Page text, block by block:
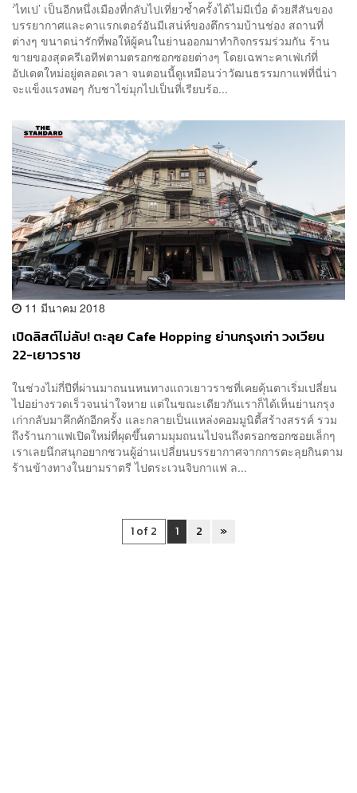
‘ไทเป’ เป็นอีกหนึ่งเมืองที่กลับไปเที่ยวซ้ำครั้งได้ไม่มีเบื่อ ด้วยสีสันของ
บรรยากาศและคาแรกเตอร์อันมีเสน่ห์ของตึกรามบ้านช่อง สถานที่
ต่างๆ ขนาดน่ารักที่พอให้ผู้คนในย่านออกมาทำกิจกรรมร่วมกัน ร้าน
ขายของสุดครีเอทีฟตามตรอกซอกซอยต่างๆ โดยเฉพาะคาเฟ่เก๋ที่
อัปเดตใหม่อยู่ตลอดเวลา จนตอนนี้ดูเหมือนว่าวัฒนธรรมกาแฟที่นี่น่า
จะแข็งแรงพอๆ กับชาไข่มุกไปเป็นที่เรียบร้อ...
11 มีนาคม 2018
เปิดลิสต์ไม่ลับ! ตะลุย Cafe Hopping ย่านกรุงเก่า วงเวียน
22-เยาวราช
ในช่วงไม่กี่ปีที่ผ่านมาถนนหนทางแถวเยาวราชที่เคยคุ้นตาเริ่มเปลี่ยน
ไปอย่างรวดเร็วจนน่าใจหาย แต่ในขณะเดียวกันเราก็ได้เห็นย่านกรุง
เก่ากลับมาคึกคักอีกครั้ง และกลายเป็นแหล่งคอมมูนิตี้สร้างสรรค์ รวม
ถึงร้านกาแฟเปิดใหม่ที่ผุดขึ้นตามมุมถนนไปจนถึงตรอกซอกซอยเล็กๆ
เราเลยนึกสนุกอยากชวนผู้อ่านเปลี่ยนบรรยากาศจากการตะลุยกินตาม
ร้านข้างทางในยามราตรี ไปตระเวนจิบกาแฟ ล...
1 of 2 1 2 »